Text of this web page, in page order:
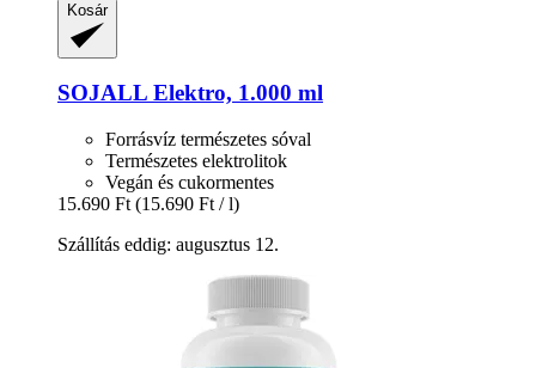
Kosár
SOJALL Elektro, 1.000 ml
Forrásvíz természetes sóval
Természetes elektrolitok
Vegán és cukormentes
15.690 Ft (15.690 Ft / l)
Szállítás eddig: augusztus 12.